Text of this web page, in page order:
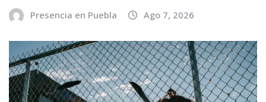
Presencia en Puebla Ago 7, 2026